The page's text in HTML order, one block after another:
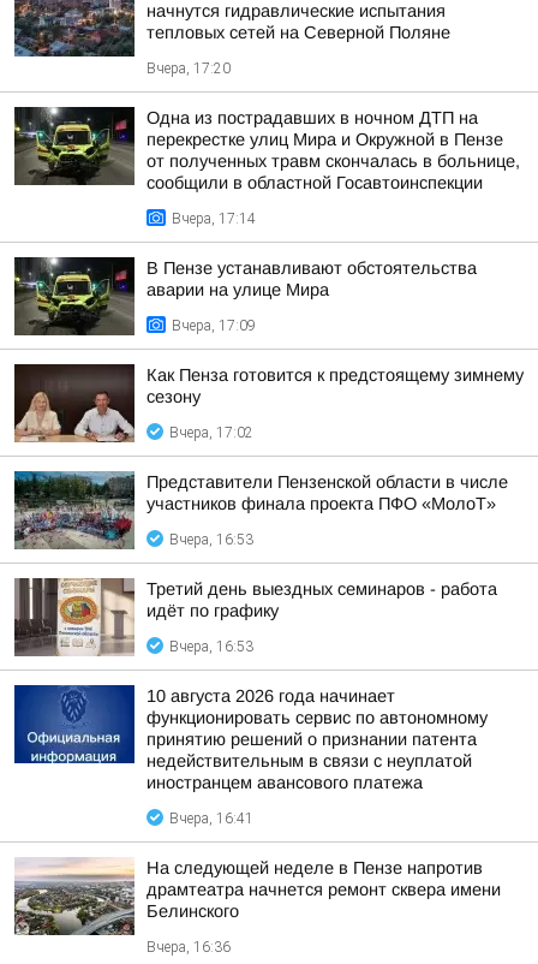
начнутся гидравлические испытания
тепловых сетей на Северной Поляне
Вчера, 17:20
Одна из пострадавших в ночном ДТП на
перекрестке улиц Мира и Окружной в Пензе
от полученных травм скончалась в больнице,
сообщили в областной Госавтоинспекции
Вчера, 17:14
В Пензе устанавливают обстоятельства
аварии на улице Мира
Вчера, 17:09
Как Пенза готовится к предстоящему зимнему
сезону
Вчера, 17:02
Представители Пензенской области в числе
участников финала проекта ПФО «МолоТ»
Вчера, 16:53
Третий день выездных семинаров - работа
идёт по графику
Вчера, 16:53
10 августа 2026 года начинает
функционировать сервис по автономному
принятию решений о признании патента
недействительным в связи с неуплатой
иностранцем авансового платежа
Вчера, 16:41
На следующей неделе в Пензе напротив
драмтеатра начнется ремонт сквера имени
Белинского
Вчера, 16:36